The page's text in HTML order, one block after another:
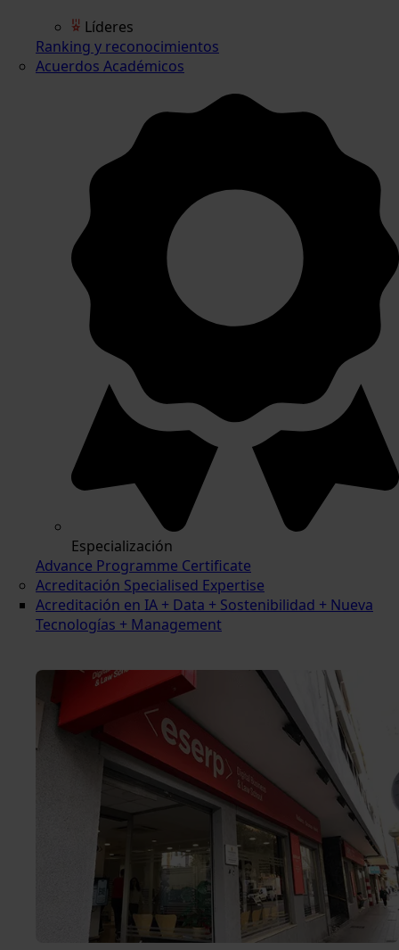
Líderes
Ranking y reconocimientos
Acuerdos Académicos
Especialización
Advance Programme Certificate
Acreditación Specialised Expertise
Acreditación en IA + Data + Sostenibilidad + Nueva
Tecnologías + Management